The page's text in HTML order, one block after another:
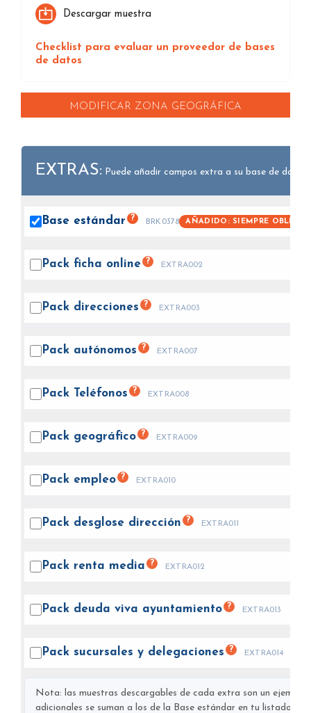
Descargar muestra
Checklist para evaluar un proveedor de bases
de datos
MODIFICAR ZONA GEOGRÁFICA
EXTRAS: Puede añadir campos extra a su base de datos.
Base estándar ? BRK0378 AÑADIDO: SIEMPRE
Pack ficha online ? EXTRA002
Pack direcciones ? EXTRA003
Pack autónomos ? EXTRA007
Pack Teléfonos ? EXTRA008
Pack geográfico ? EXTRA009
Pack empleo ? EXTRA010
Pack desglose dirección ? EXTRA011
Pack renta media ? EXTRA012
Pack deuda viva ayuntamiento ? EXTRA013
Pack sucursales y delegaciones ? EXTRA014
Nota: las muestras descargables de cada extra son un
adicionales se suman a los de la Base estándar en tu listado